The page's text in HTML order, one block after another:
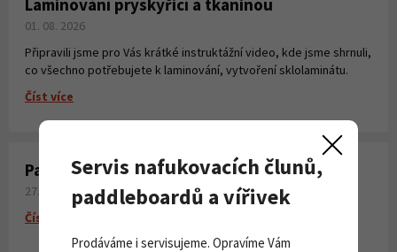
Laminování pryskyřicí a tkaninou
01. 08. 2026
Připravili jsme pro Vás krátké instruktážní video, kde jsme shrnuli,
co všechno potřebujete k laminování, vytvoření sklolaminátu.
Číst více
Paddleboardy Viking nově v naší nabídce
27. 06. 2026
Číst více
Servis nafukovacích člunů,
paddleboardů a vířivek
Prodáváme i servisujeme. Opravíme Vám